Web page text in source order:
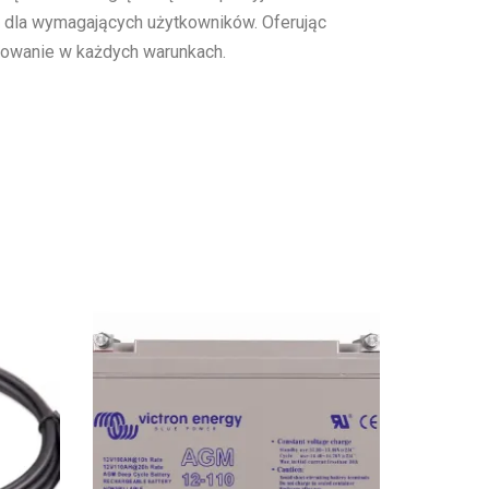
wymagających użytkowników. Oferując
w każdych warunkach.